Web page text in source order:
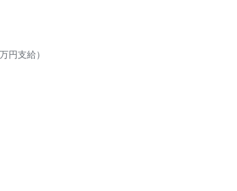
円支給）